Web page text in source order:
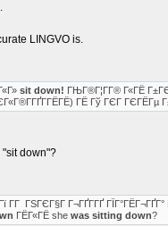
LINGVO is.
sit down! ГЊГ®Г¦Г­Г® Г«ГЁ
ГЁ Гў ГЄГ ГЄГЁГµ
"sit down"?
Г­Г ГЅГЄГ§Г Г¬ГҐГ­ГҐ
ГЁГ«ГЁ she was sitting down?